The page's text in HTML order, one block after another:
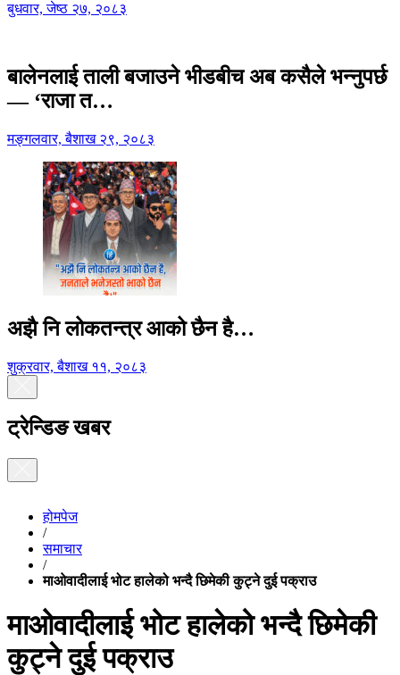
बुधवार, जेष्ठ २७, २०८३
बालेनलाई ताली बजाउने भीडबीच अब कसैले भन्नुपर्छ
— ‘राजा त…
मङ्गलवार, बैशाख २९, २०८३
अझै नि लोकतन्त्र आको छैन है…
शुक्रवार, बैशाख ११, २०८३
ट्रेन्डिङ खबर
होमपेज
/
समाचार
/
माओवादीलाई भोट हालेको भन्दै छिमेकी कुट्ने दुई पक्राउ
माओवादीलाई भोट हालेको भन्दै छिमेकी
कुट्ने दुई पक्राउ